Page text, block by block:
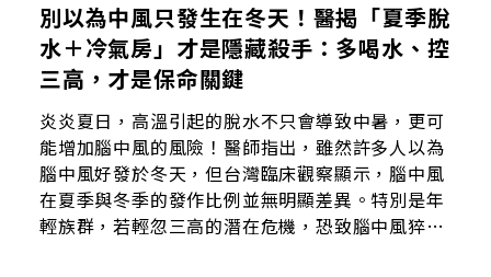
別以為中風只發生在冬天！醫揭「夏季脫
水＋冷氣房」才是隱藏殺手：多喝水、控
三高，才是保命關鍵
炎炎夏日，高溫引起的脫水不只會導致中暑，更可
能增加腦中風的風險！醫師指出，雖然許多人以為
腦中風好發於冬天，但台灣臨床觀察顯示，腦中風
在夏季與冬季的發作比例並無明顯差異。特別是年
輕族群，若輕忽三高的潛在危機，恐致腦中風猝不